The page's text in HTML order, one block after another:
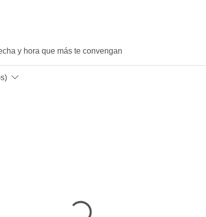
y hora que más te convengan